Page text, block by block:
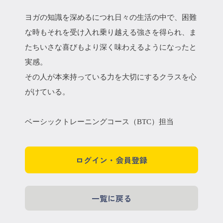
ヨガの知識を深めるにつれ日々の生活の中で、困難
な時もそれを受け入れ乗り越える強さを得られ、ま
たちいさな喜びもより深く味わえるようになったと
実感。
その人が本来持っている力を大切にするクラスを心
がけている。
ベーシックトレーニングコース（BTC）担当
ログイン・会員登録
一覧に戻る